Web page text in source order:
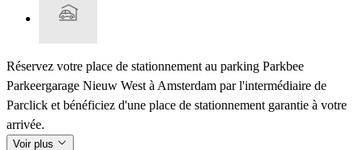
Réservez votre place de stationnement au parking Parkbee
Parkeergarage Nieuw West à Amsterdam par l'intermédiaire de
Parclick et bénéficiez d'une place de stationnement garantie à votre
arrivée.
Voir plus